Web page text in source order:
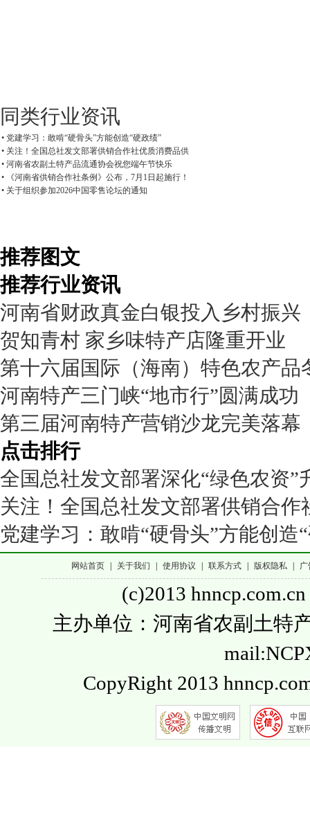
同类行业资讯
• 党建学习：敢啃“硬骨头”方能创造“硬政绩”
• 关注！全国总社发文部署供销合作社优质消费品供
• 河南省农副土特产品流通协会祝您端午节快乐
• 《河南省供销合作社条例》公布，7月1日起施行！
• 关于组织参加2026中国零售论坛的通知
推荐图文
推荐行业资讯
河南省财政真金白银投入乡村振兴
贺知青村 家乡味特产店隆重开业
第十六届国际（海南）特色农产
河南特产三门峡“地市行”圆满成功
第三届河南特产营销沙龙完美落幕
点击排行
全国总社发文部署深化“绿色农资”
关注！全国总社发文部署供销合
党建学习：敢啃“硬骨头”方能创造
网站首页 关于我们 使用协议 联系方式 版权隐私 广
(c)2013
主办单位：河南省农副土特
CopyRight 2013